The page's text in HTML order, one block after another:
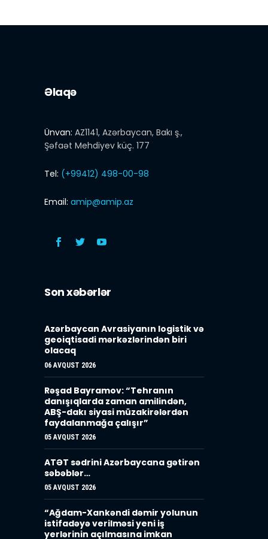
Əlaqə
Ünvan: AZ1141, Azərbaycan, Bakı ş.,
Şəfaət Mehdiyev küç. 177
Tel: (+99412) 498-00-98
Email: amip@amip.az
Son xəbərlər
Azərbaycan Avrasiyanın logistik və
geoiqtisadi mərkəzlərindən biri
olacaq
06 AVQUST 2026
Rəşad Bayramov: “Tehranın
danışıqlarda zaman amilindən,
ABŞ-dakı siyasi müzakirələrdən
faydalanmağa çalışır”
05 AVQUST 2026
ATƏT sədrini Azərbaycana gətirən
səbəblər…
05 AVQUST 2026
“Ağdam-Xankəndi dəmir yolunun
istifadəyə verilməsi yeni iş
yerlərinin açılmasına imkan